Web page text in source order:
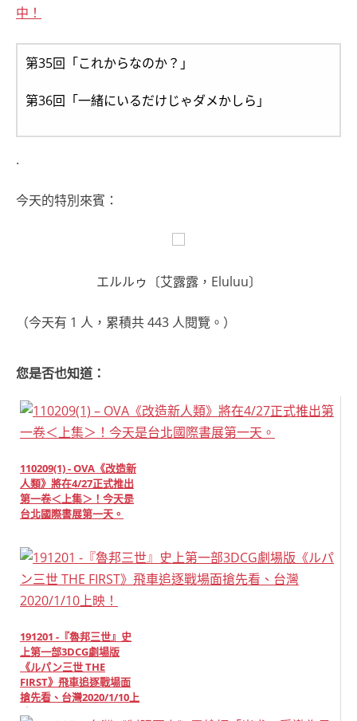
中！
第35回「これからなのか？」
第36回「一緒にいるだけじゃダメかしら」
.
今天的特別來賓：
エルルゥ〔艾露露，Eluluu〕
（今天有 1 人，累積共 443 人閱覽。）
您是否也知道：
110209(1) - OVA《改造新
人類》將在4/27正式推出
第一卷＜上集＞！今天是
台北國際書展第一天。
191201 -『魯邦三世』史
上第一部3DCG劇場版
《ルパン三世 THE
FIRST》飛車追逐戰場面
搶先看、台灣2020/1/10上
映！